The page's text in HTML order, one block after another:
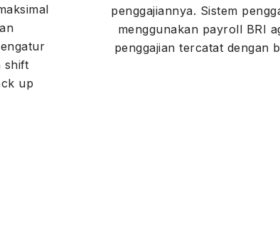
shift
up
penggajiannya. Sistem
menggunakan payroll BRI
penggajian tercatat dengan